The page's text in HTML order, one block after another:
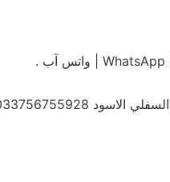
0033756755928